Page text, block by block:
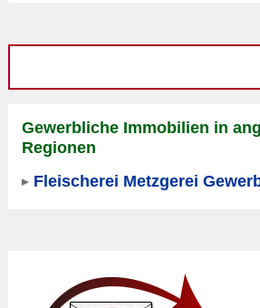
Gewerbliche Immobilien in
Regionen
Fleischerei Metzgerei